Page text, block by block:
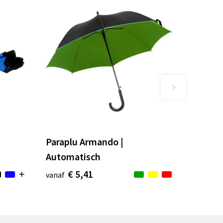
Paraplu Armando |
Automatisch
vanaf € 5,41